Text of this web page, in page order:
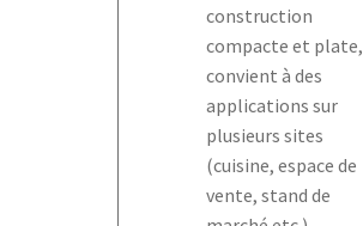
construction
compacte et plate,
convient à des
applications sur
plusieurs sites
(cuisine, espace de
vente, stand de